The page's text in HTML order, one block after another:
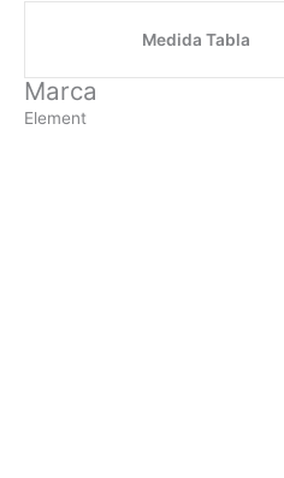
Medida Tabla
Marca
Element